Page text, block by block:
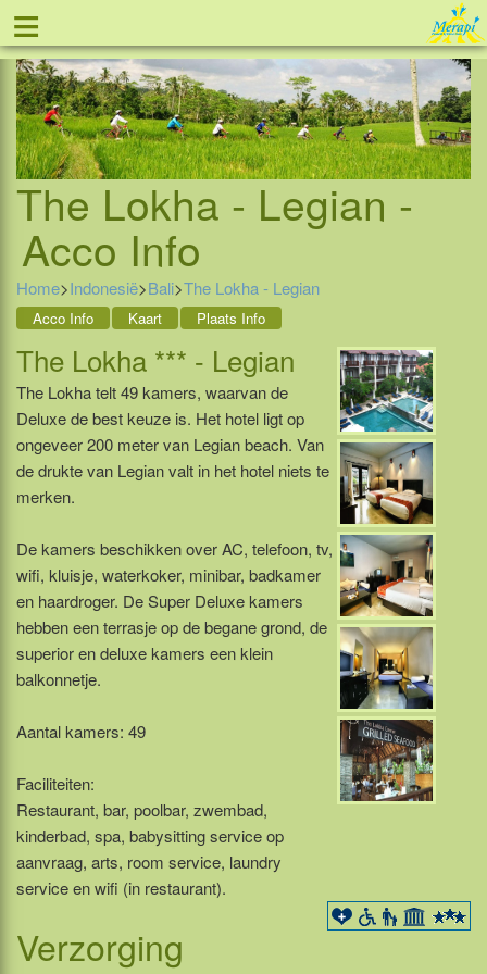
≡ Tel: 088 - 81 11 999
The Lokha - Legian -
Acco Info
Home>Indonesië>Bali>The Lokha - Legian
Acco Info Kaart Plaats Info
The Lokha *** - Legian
The Lokha telt 49 kamers, waarvan de
Deluxe de best keuze is. Het hotel ligt op
ongeveer 200 meter van Legian beach. Van
de drukte van Legian valt in het hotel niets te
merken.
De kamers beschikken over AC, telefoon, tv,
wifi, kluisje, waterkoker, minibar, badkamer
en haardroger. De Super Deluxe kamers
hebben een terrasje op de begane grond, de
superior en deluxe kamers een klein
balkonnetje.
Aantal kamers: 49
Faciliteiten:
Restaurant, bar, poolbar, zwembad,
kinderbad, spa, babysitting service op
aanvraag, arts, room service, laundry
service en wifi (in restaurant).
Verzorging